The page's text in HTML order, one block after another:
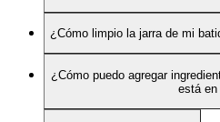
¿Cómo limpio la jarra de mi
¿Cómo puedo agregar
está en